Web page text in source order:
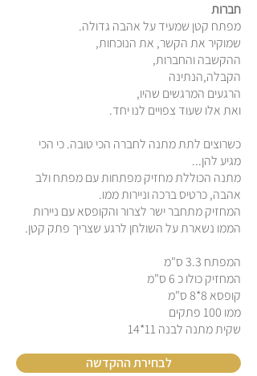
חברות
מפתח קטן שמעיד על אהבה גדולה.
שמוקיר את הקשר, את הנוכחות,
ההקשבה והחברות,
הקבלה,הנתינה
הרגעים המרגשים שהיו,
ואת אלו שעוד צפויים לנו יחד.
כשרוצים לתת מתנה לחברה הכי טובה. כי הכי
מגיע להן...
מתנה הכוללת מחזיק מפתחות עם מפתח ולב
אהבה, כרטיס ברכה וניירות ממו.
המחזיק מתחבר ישר לצרור והקופסא עם ניירות
הממו נשארת על השולחן לרגע שצריך פתק קטן.
המפתח 3.3 ס"מ
המחזיק כולו כ 6 ס"מ
קופסא 8*8 ס"מ
ממו 100 פתקים
שקית מתנה לבנה 11*14
לבחירת ההקדשה